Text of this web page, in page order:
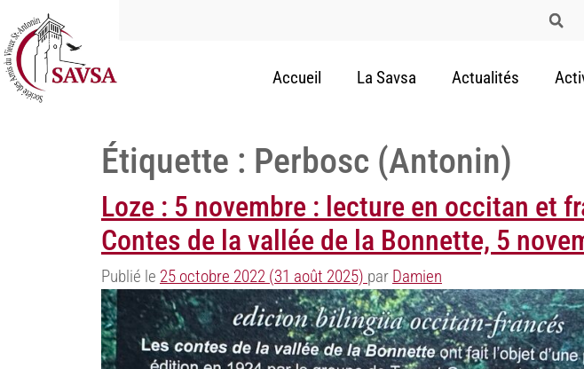
Accueil La Savsa Actualités
Étiquette : Perbosc (Antonin)
Loze : 5 novembre : lecture en occitan et
Contes de la vallée de la Bonnette, 5
Publié le 25 octobre 2022 (31 août 2025) par Damien